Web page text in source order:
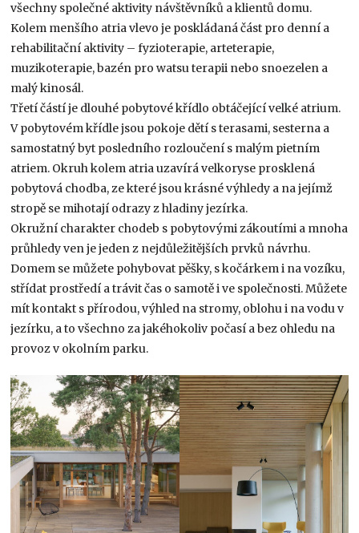
všechny společné aktivity návštěvníků a klientů domu.
Kolem menšího atria vlevo je poskládaná část pro denní a
rehabilitační aktivity – fyzioterapie, arteterapie,
muzikoterapie, bazén pro watsu terapii nebo snoezelen a
malý kinosál.
Třetí částí je dlouhé pobytové křídlo obtáčející velké atrium.
V pobytovém křídle jsou pokoje dětí s terasami, sesterna a
samostatný byt posledního rozloučení s malým pietním
atriem. Okruh kolem atria uzavírá velkoryse prosklená
pobytová chodba, ze které jsou krásné výhledy a na jejímž
stropě se mihotají odrazy z hladiny jezírka.
Okružní charakter chodeb s pobytovými zákoutími a mnoha
průhledy ven je jeden z nejdůležitějších prvků návrhu.
Domem se můžete pohybovat pěšky, s kočárkem i na vozíku,
střídat prostředí a trávit čas o samotě i ve společnosti. Můžete
mít kontakt s přírodou, výhled na stromy, oblohu i na vodu v
jezírku, a to všechno za jakéhokoliv počasí a bez ohledu na
provoz v okolním parku.